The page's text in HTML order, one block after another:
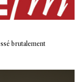
brutalement